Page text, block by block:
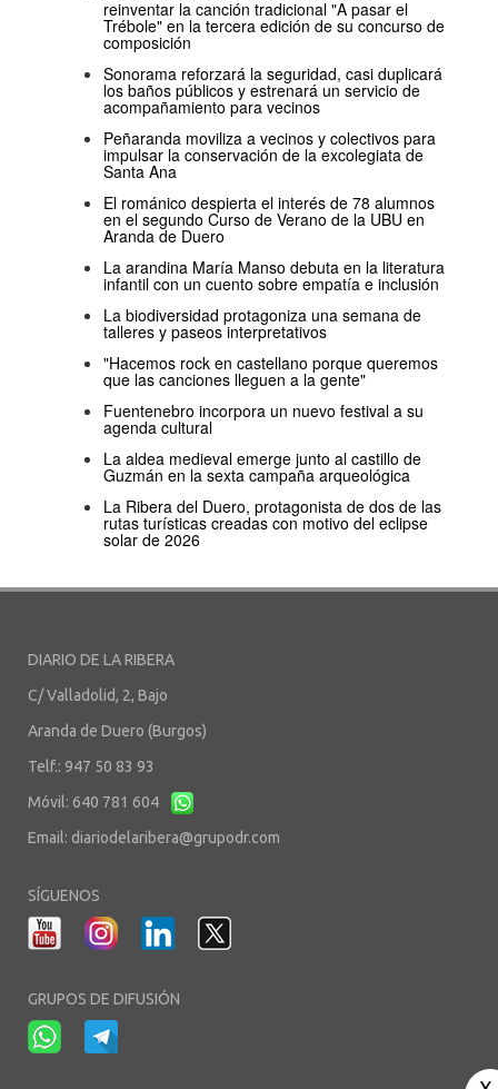
reinventar la canción tradicional "A pasar el
Trébole" en la tercera edición de su concurso de
composición
Sonorama reforzará la seguridad, casi duplicará
los baños públicos y estrenará un servicio de
acompañamiento para vecinos
Peñaranda moviliza a vecinos y colectivos para
impulsar la conservación de la excolegiata de
Santa Ana
El románico despierta el interés de 78 alumnos
en el segundo Curso de Verano de la UBU en
Aranda de Duero
La arandina María Manso debuta en la literatura
infantil con un cuento sobre empatía e inclusión
La biodiversidad protagoniza una semana de
talleres y paseos interpretativos
"Hacemos rock en castellano porque queremos
que las canciones lleguen a la gente"
Fuentenebro incorpora un nuevo festival a su
agenda cultural
La aldea medieval emerge junto al castillo de
Guzmán en la sexta campaña arqueológica
La Ribera del Duero, protagonista de dos de las
rutas turísticas creadas con motivo del eclipse
solar de 2026
DIARIO DE LA RIBERA
C/ Valladolid, 2, Bajo
Aranda de Duero (Burgos)
Telf.: 947 50 83 93
Móvil: 640 781 604
Email: diariodelaribera@grupodr.com
SÍGUENOS
GRUPOS DE DIFUSIÓN